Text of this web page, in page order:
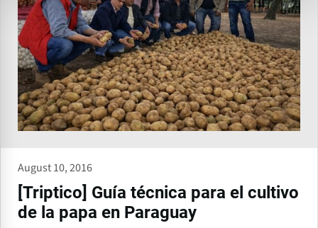
August 10, 2016
[Triptico] Guía técnica para el cultivo
de la papa en Paraguay